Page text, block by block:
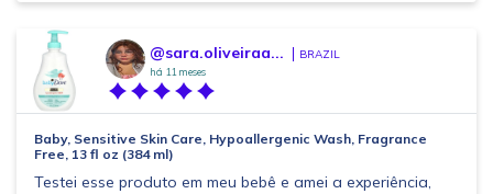
@sara.oliveiraa... BRAZIL
há 11 meses
Baby, Sensitive Skin Care, Hypoallergenic Wash, Fragrance
Free, 13 fl oz (384 ml)
Testei esse produto em meu bebê e amei a experiência,